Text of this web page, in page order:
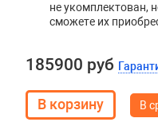
не укомплектован,
сможете их
185900 руб
В